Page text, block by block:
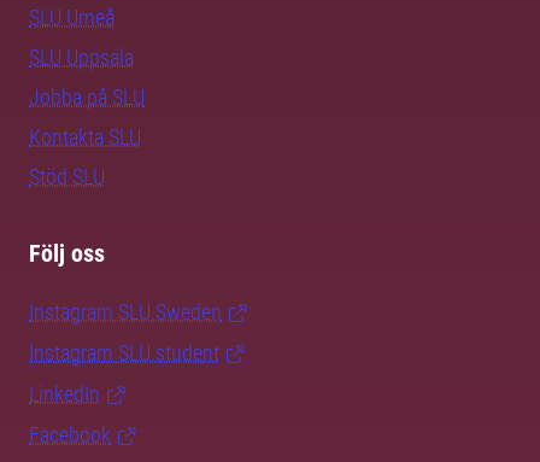
SLU Umeå
SLU Uppsala
Jobba på SLU
Kontakta SLU
Stöd SLU
Följ oss
Instagram SLU.Sweden
Instagram SLU.student
LinkedIn
Facebook